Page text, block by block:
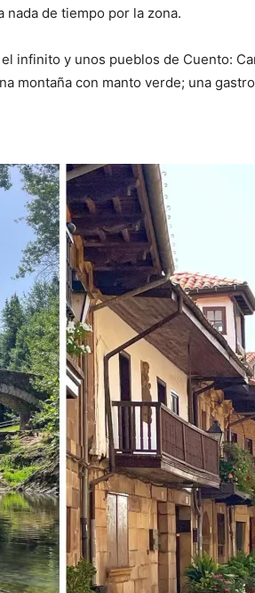
nada de tiempo por la zona.
infinito y unos pueblos de Cuento:
montaña con manto verde; una